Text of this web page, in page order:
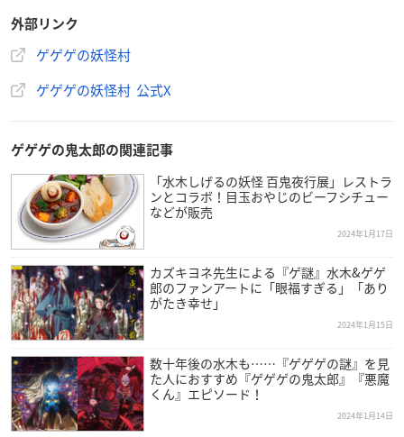
で
有効期限： 2024年4月20日（土）9:00〜6月30日（日）17:00
販売場所：映画村当日券窓口
※当日分のチケットのみご購入いただけます。
チケット料金：大人 4,600円／中高生 3,600円／子ども（３歳～
小学生） 3,400円
発売期間：2024年4月20日（土）９:00〜6月30日（日）16:00ま
で
※前売り券の販売状況により当日券を販売されない可能性があ
りますので、あらかじめご了承下さい。
外部リンク
ゲゲゲの妖怪村
ゲゲゲの妖怪村 公式X
ゲゲゲの鬼太郎の関連記事
「水木しげるの妖怪 百鬼夜行展」レストラ
ンとコラボ！目玉おやじのビーフシチュー
などが販売
2024年1月17日
カズキヨネ先生による『ゲ謎』水木&ゲゲ
郎のファンアートに「眼福すぎる」「あり
がたき幸せ」
2024年1月15日
数十年後の水木も……『ゲゲゲの謎』を見
た人におすすめ『ゲゲゲの鬼太郎』『悪魔
くん』エピソード！
2024年1月14日